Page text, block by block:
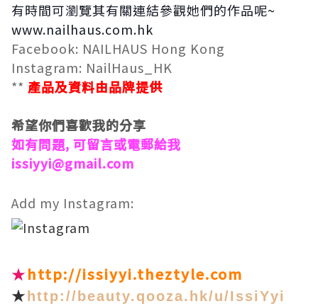
有時間可瀏覽其有關連結參觀她們的作品呢~
www.nailhaus.com.hk
Facebook: NAILHAUS Hong Kong
Instagram: NailHaus_HK
** 產品及資料由品牌提供
希望你們喜歡我的分享
如有問題, 可留言或電郵給我
issiyyi@gmail.com
Add my Instagram:
★http://issiyyi.theztyle.com
★ http://beauty.qooza.hk/u/IssiYyi